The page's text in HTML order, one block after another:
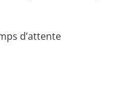
d’attente